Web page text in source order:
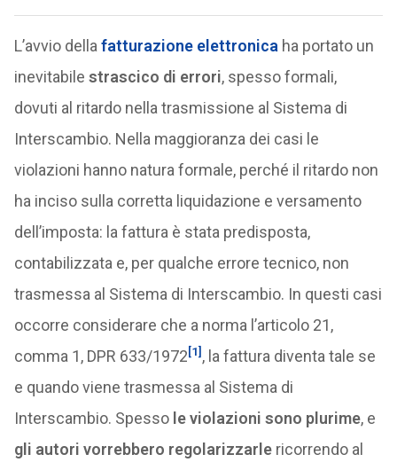
L’avvio della fatturazione elettronica ha portato un
inevitabile strascico di errori, spesso formali,
dovuti al ritardo nella trasmissione al Sistema di
Interscambio. Nella maggioranza dei casi le
violazioni hanno natura formale, perché il ritardo non
ha inciso sulla corretta liquidazione e versamento
dell’imposta: la fattura è stata predisposta,
contabilizzata e, per qualche errore tecnico, non
trasmessa al Sistema di Interscambio. In questi casi
occorre considerare che a norma l’articolo 21,
comma 1, DPR 633/1972[1] , la fattura diventa tale se
e quando viene trasmessa al Sistema di
Interscambio. Spesso le violazioni sono plurime, e
gli autori vorrebbero regolarizzarlericorrendo al